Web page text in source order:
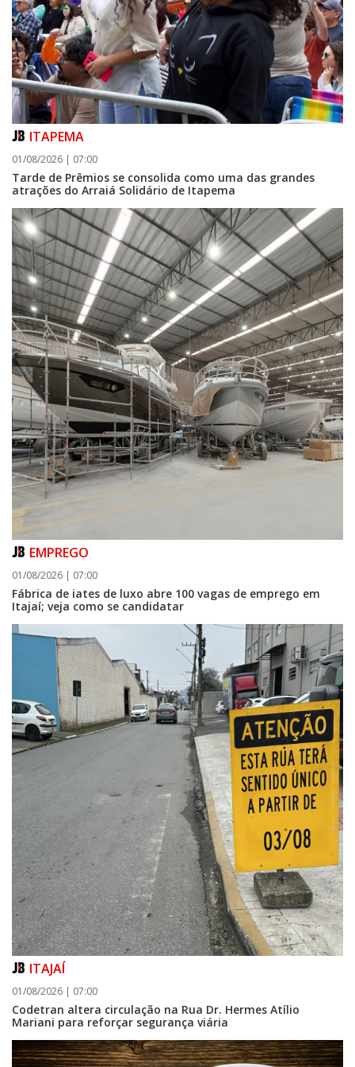
07/08/2026 | 07:00
Itapema se destaca no IDEB e conquista melhor resultado da região
ITAPEMA
01/08/2026 | 07:00
Tarde de Prêmios se consolida como uma das grandes
atrações do Arraiá Solidário de Itapema
EMPREGO
01/08/2026 | 07:00
Fábrica de iates de luxo abre 100 vagas de emprego em
Itajaí; veja como se candidatar
ITAJAÍ
01/08/2026 | 07:00
Codetran altera circulação na Rua Dr. Hermes Atílio
Mariani para reforçar segurança viária